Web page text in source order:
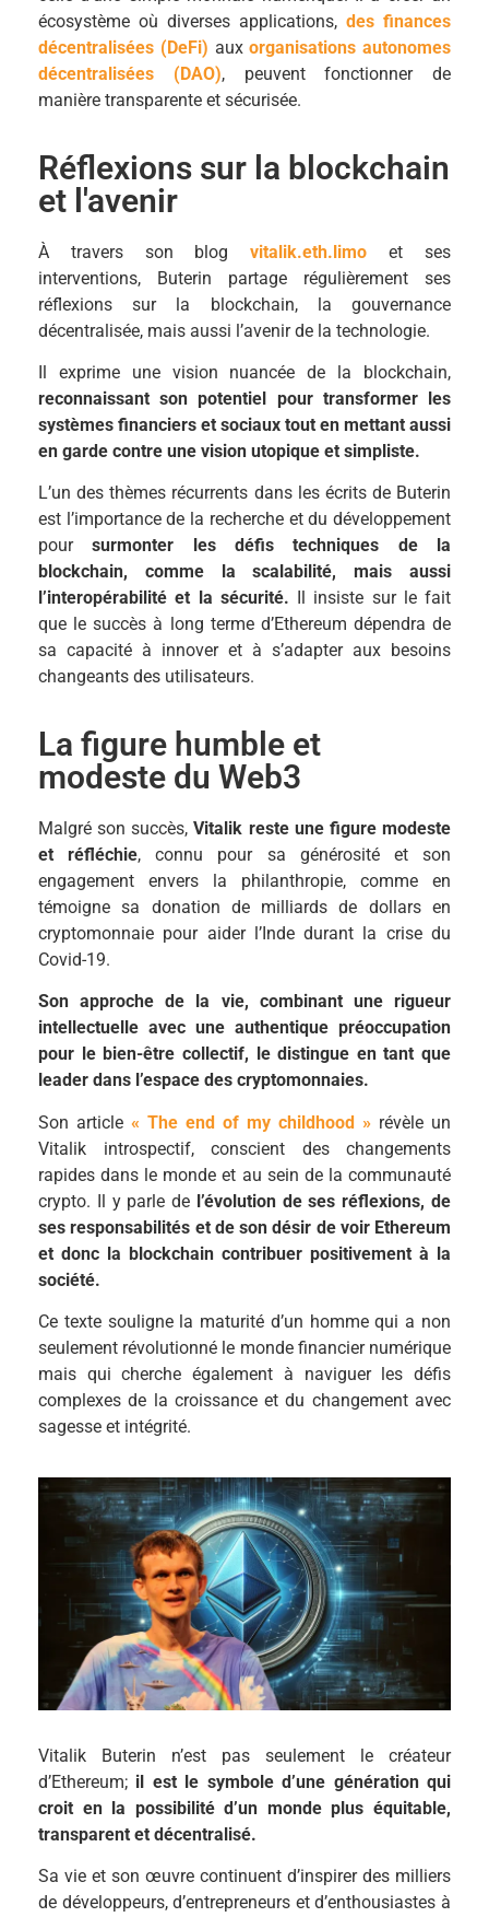
écosystème où diverses applications, des finances
décentralisées (DeFi) auxorganisations autonomes
décentralisées (DAO), peuvent fonctionner de
manière transparente et sécurisée.
Réflexions sur la blockchain
et l'avenir
À travers son blogvitalik.eth.limo et ses
interventions, Buterin partage régulièrement ses
réflexions sur la blockchain, la gouvernance
décentralisée, mais aussi l’avenir de la technologie.
Il exprime une vision nuancée de la blockchain,
reconnaissant son potentiel pour transformer les
systèmes financiers et sociaux tout en mettant aussi
en garde contre une vision utopique et simpliste.
L’un des thèmes récurrents dans les écrits de Buterin
est l’importance de la recherche et du développement
poursurmonter les défis techniques de la
blockchain, comme la scalabilité, mais aussi
l’interopérabilité et la sécurité. Il insiste sur le fait
que le succès à long terme d’Ethereum dépendra de
sa capacité à innover et à s’adapter aux besoins
changeants des utilisateurs.
La figure humble et
modeste du Web3
Malgré son succès,Vitalik reste une figure modeste
et réfléchie, connu pour sa générosité et son
engagement envers la philanthropie, comme en
témoigne sa donation de milliards de dollars en
cryptomonnaie pour aider l’Inde durant la crise du
Covid-19.
Son approche de la vie, combinant une rigueur
intellectuelle avec une authentique préoccupation
pour le bien-être collectif, le distingue en tant que
leader dans l’espace des cryptomonnaies.
Son article « The end of my childhood » révèle un
Vitalik introspectif, conscient des changements
rapides dans le monde et au sein de la communauté
crypto. Il y parle de l’évolution de ses réflexions, de
ses responsabilités et de son désir de voir Ethereum
et donc la blockchain contribuer positivement à la
société.
Ce texte souligne la maturité d’un homme qui a non
seulement révolutionné le monde financier numérique
mais qui cherche également à naviguer les défis
complexes de la croissance et du changement avec
sagesse et intégrité.
Vitalik Buterin n’est pas seulement le créateur
d’Ethereum; il est le symbole d’une génération qui
croit en la possibilité d’un monde plus équitable,
transparent et décentralisé.
Sa vie et son œuvre continuent d’inspirer des milliers
de développeurs, d’entrepreneurs et d’enthousiastes à